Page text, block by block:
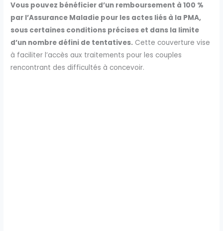
Vous pouvez bénéficier d’un remboursement à 100 %
par l’Assurance Maladie pour les actes liés à la PMA,
sous certaines conditions précises et dans la limite
d’un nombre défini de tentatives. Cette couverture vise
à faciliter l’accès aux traitements pour les couples
rencontrant des difficultés à concevoir.